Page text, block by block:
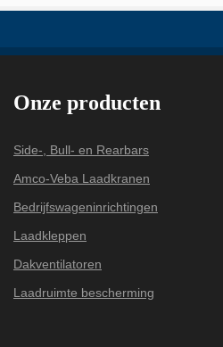
Onze producten
Side-, Bull- en Rearbars
Amco-Veba Laadkranen
Bedrijfswageninrichtingen
Laadkleppen
Dakventilatoren
Laadruimte bescherming